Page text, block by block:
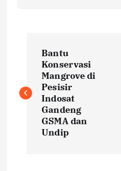
s
Bantu
Konservasi
Mangrove di
Pesisir
Indosat
Gandeng
GSMA dan
Undip